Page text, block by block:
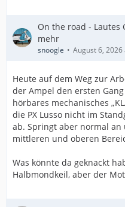
On the road - Lautes
mehr
snoogle August 6, 2026
Heute auf dem Weg zur
der Ampel den ersten
hörbares mechanisches
die PX Lusso nicht im
ab. Springt aber normal
mittleren und oberen
Was könnte da geknackt
Halbmondkeil, aber der